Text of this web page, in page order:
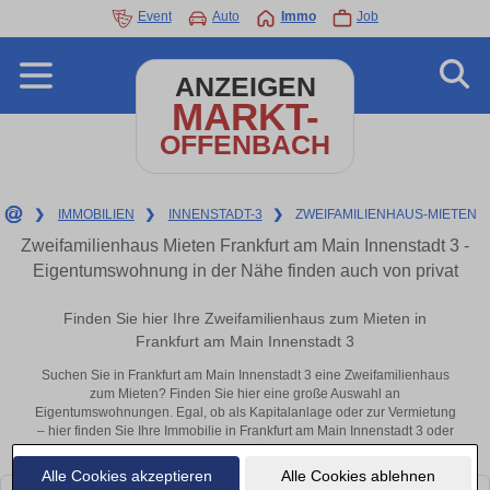
Alle Cookies akzeptieren Alle Cookies ablehnen
Event Auto Immo Job
ANZEIGEN
MARKT-
OFFENBACH
❯ IMMOBILIEN ❯ INNENSTADT-3 ❯ ZWEIFAMILIENHAUS-MIETEN
Zweifamilienhaus Mieten Frankfurt am Main Innenstadt 3 -
Eigentumswohnung in der Nähe finden auch von privat
Finden Sie hier Ihre Zweifamilienhaus zum Mieten in
Frankfurt am Main Innenstadt 3
Suchen Sie in Frankfurt am Main Innenstadt 3 eine Zweifamilienhaus
zum Mieten? Finden Sie hier eine große Auswahl an
Eigentumswohnungen. Egal, ob als Kapitalanlage oder zur Vermietung
– hier finden Sie Ihre Immobilie in Frankfurt am Main Innenstadt 3 oder
in der Nähe.